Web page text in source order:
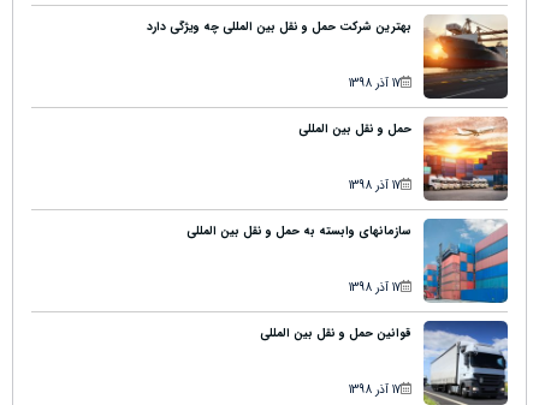
بهترین شرکت حمل و نقل بین المللی چه ویژگی دارد
17 آذر 1398
حمل و نقل بین المللی
17 آذر 1398
سازمانهای وابسته به حمل و نقل بین المللی
17 آذر 1398
قوانین حمل و نقل بین المللی
17 آذر 1398